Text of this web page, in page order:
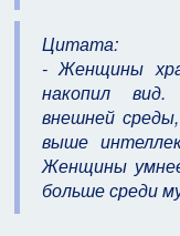
Цитата:
- Женщины
накопил
внешней
выше
Женщины
больше среди